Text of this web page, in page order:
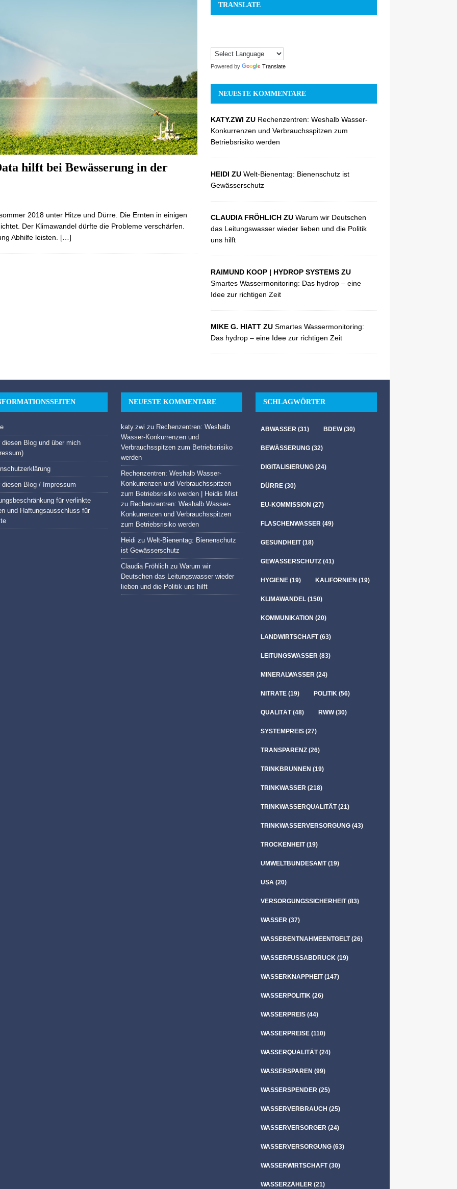
hilft bei Bewässerung in der
2018 unter Hitze und Dürre. Die Ernten in einigen
Der Klimawandel dürfte die Probleme verschärfen.
Abhilfe leisten. […]
TRANSLATE
Powered by Translate
NEUESTE KOMMENTARE
KATY.ZWI ZU Rechenzentren: Weshalb Wasser-
Konkurrenzen und Verbrauchsspitzen zum
Betriebsrisiko werden
HEIDI ZU Welt-Bienentag: Bienenschutz ist
Gewässerschutz
CLAUDIA FRÖHLICH ZU Warum wir Deutschen
das Leitungswasser wieder lieben und die Politik
uns hilft
RAIMUND KOOP | HYDROP SYSTEMS ZU
Smartes Wassermonitoring: Das hydrop – eine
Idee zur richtigen Zeit
MIKE G. HIATT ZU Smartes Wassermonitoring:
Das hydrop – eine Idee zur richtigen Zeit
diesen Blog und über mich
diesen Blog / Impressum
für verlinkte
und Haftungsausschluss für
NEUESTE KOMMENTARE
katy.zwi zu Rechenzentren: Weshalb
Wasser-Konkurrenzen und
Verbrauchsspitzen zum Betriebsrisiko
werden
Rechenzentren: Weshalb Wasser-
Konkurrenzen und Verbrauchsspitzen
zum Betriebsrisiko werden | Heidis Mist
zu Rechenzentren: Weshalb Wasser-
Konkurrenzen und Verbrauchsspitzen
zum Betriebsrisiko werden
Heidi zu Welt-Bienentag: Bienenschutz
ist Gewässerschutz
Claudia Fröhlichzu Warum wir
Deutschen das Leitungswasser wieder
lieben und die Politik uns hilft
SCHLAGWÖRTER
ABWASSER (31) BDEW(30)
BEWÄSSERUNG(32)
DIGITALISIERUNG(24)
DÜRRE(30)
EU-KOMMISSION (27)
FLASCHENWASSER (49)
GESUNDHEIT(18)
GEWÄSSERSCHUTZ(41)
HYGIENE(19) KALIFORNIEN (19)
KLIMAWANDEL(150)
KOMMUNIKATION (20)
LANDWIRTSCHAFT(63)
LEITUNGSWASSER (83)
MINERALWASSER (24)
NITRATE(19) POLITIK (56)
QUALITÄT(48) RWW(30)
SYSTEMPREIS(27)
TRANSPARENZ(26)
TRINKBRUNNEN (19)
TRINKWASSER (218)
TRINKWASSERQUALITÄT(21)
TRINKWASSERVERSORGUNG(43)
TROCKENHEIT(19)
UMWELTBUNDESAMT(19)
USA (20)
VERSORGUNGSSICHERHEIT(83)
WASSER (37)
WASSERENTNAHMEENTGELT(26)
WASSERFUSSABDRUCK (19)
WASSERKNAPPHEIT(147)
WASSERPOLITIK (26)
WASSERPREIS(44)
WASSERPREISE(110)
WASSERQUALITÄT(24)
WASSERSPAREN (99)
WASSERSPENDER (25)
WASSERVERBRAUCH (25)
WASSERVERSORGER (24)
WASSERVERSORGUNG(63)
WASSERWIRTSCHAFT(30)
WASSERZÄHLER (21)